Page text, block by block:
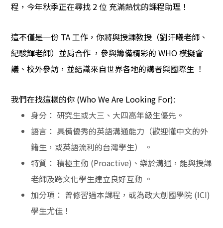
程，今年秋季正在尋找 2位 充滿熱忱的課程助理！
這不僅是一份 TA工作，你將與授課教授（劉汗曦老師、
紀駿輝老師）並肩合作 ，參與籌備精彩的 WHO模擬會
議、校外參訪，並結識來自世界各地的講者與國際生 ！
我們在找這樣的你 (Who We Are Looking For):
身分： 研究生或大三、大四高年級生優先。
語言： 具備優秀的英語溝通能力（歡迎懂中文的外
籍生，或英語流利的台灣學生）
。
特質： 積極主動 (Proactive) 、樂於溝通，能與授課
老師及跨文化學生建立良好互動 。
加分項： 曾修習過本課程，或為政大創國學院 (ICI)
學生尤佳！